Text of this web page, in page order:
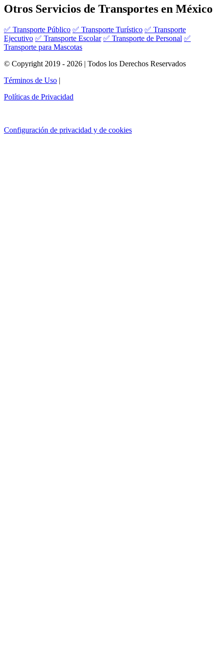
Otros Servicios de Transportes en México
✅ Transporte Público ✅ Transporte Turístico ✅ Transporte
Ejecutivo ✅ Transporte Escolar ✅ Transporte de Personal ✅
Transporte para Mascotas
© Copyright 2019 - 2026 | Todos los Derechos Reservados
Términos de Uso |
Políticas de Privacidad
Configuración de privacidad y de cookies